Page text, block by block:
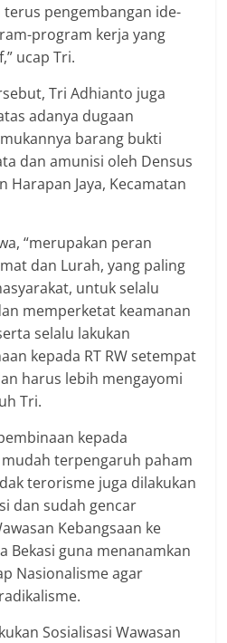
pengembangan ide-
program kerja yang
ucap Tri.
Tri Adhianto juga
adanya dugaan
barang bukti
dan amunisi oleh Densus
Harapan Jaya, Kecamatan
“merupakan peran
dan Lurah, yang paling
untuk selalu
memperketat keamanan
selalu lakukan
kepada RT RW setempat
harus lebih mengayomi
Tri.
kepada
terpengaruh paham
terorisme juga dilakukan
dan sudah gencar
Kebangsaan ke
Bekasi guna menanamkan
Nasionalisme agar
Sosialisasi Wawasan